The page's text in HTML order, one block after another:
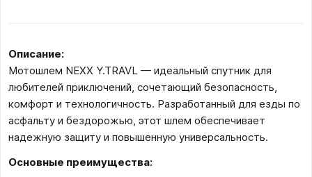
Описание:
Мотошлем NEXX Y.TRAVL — идеальный спутник для
любителей приключений, сочетающий безопасность,
комфорт и технологичность. Разработанный для езды по
асфальту и бездорожью, этот шлем обеспечивает
надежную защиту и повышенную универсальность.
Основные преимущества: